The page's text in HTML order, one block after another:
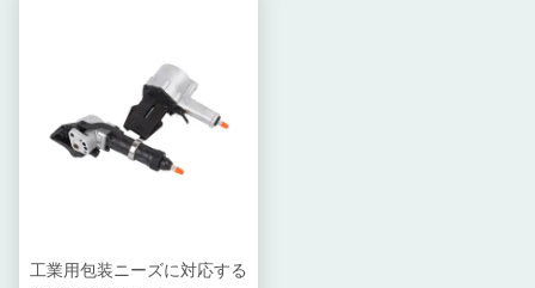
工業用包装ニーズに対応する